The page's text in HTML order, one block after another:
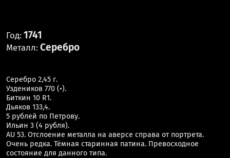
Год: 1741
Металл: Серебро
Серебро 2,45 г.
Уздеников 770 (•).
Биткин 10 R1.
Дьяков 133,4.
5 рублей по Петрову.
Ильин 3 (4 рубля).
AU 53. Отслоение металла на аверсе справа от портрета.
Очень редка. Тёмная старинная патина. Превосходное
состояние для данного типа.